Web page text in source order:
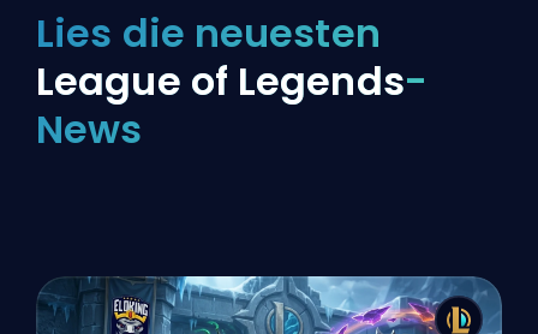
Lies die neuesten
League of Legends-
News